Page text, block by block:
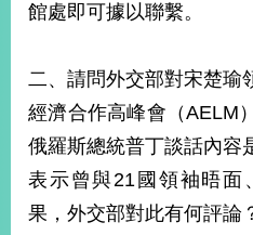
館處即可據以聯繫。
二、請問外交部對宋楚瑜
經濟合作高峰會（AELM
俄羅斯總統普丁談話內容
表示曾與21國領袖晤面
果，外交部對此有何評論